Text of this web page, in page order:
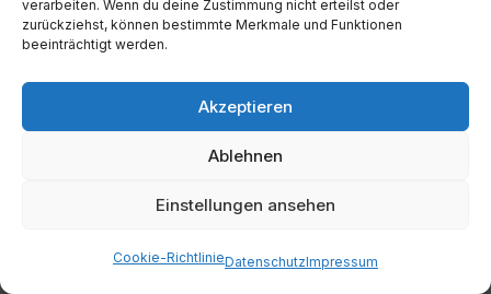
verarbeiten. Wenn du deine Zustimmung nicht erteilst oder
zurückziehst, können bestimmte Merkmale und Funktionen
beeinträchtigt werden.
Akzeptieren
Ablehnen
Einstellungen ansehen
Cookie-RichtlinieDatenschutzImpressum
(Amtsgericht Stendal)
USt-IdNr.: DE235828638